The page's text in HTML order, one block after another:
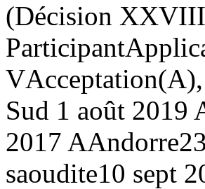
(Décision
Participant
V
Sud 1 août 2019
2017 AAndorre
saoudite10 sept